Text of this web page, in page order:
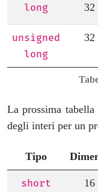
long 32
unsigned
long
32
La prossima
degli interi per un
Tipo
short